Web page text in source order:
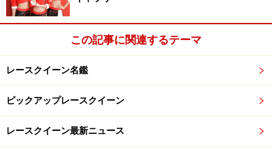
この記事に関連するテーマ
レースクイーン名鑑
ピックアップレースクイーン
レースクイーン最新ニュース